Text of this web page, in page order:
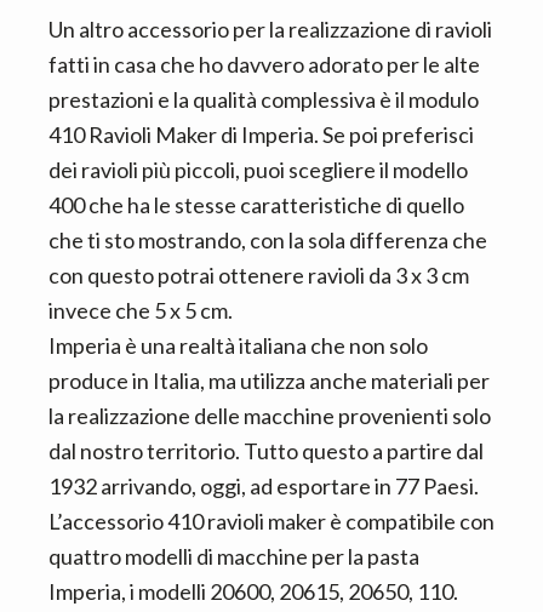
Un altro accessorio per la realizzazione di ravioli
fatti in casa che ho davvero adorato per le alte
prestazioni e la qualità complessiva è il modulo
410 Ravioli Maker di Imperia. Se poi preferisci
dei ravioli più piccoli, puoi scegliere il modello
400 che ha le stesse caratteristiche di quello
che ti sto mostrando, con la sola differenza che
con questo potrai ottenere ravioli da 3 x 3 cm
invece che 5 x 5 cm.
Imperia è una realtà italiana che non solo
produce in Italia, ma utilizza anche materiali per
la realizzazione delle macchine provenienti solo
dal nostro territorio. Tutto questo a partire dal
1932 arrivando, oggi, ad esportare in 77 Paesi.
L’accessorio 410 ravioli maker è compatibile con
quattro modelli di macchine per la pasta
Imperia, i modelli 20600, 20615, 20650, 110.